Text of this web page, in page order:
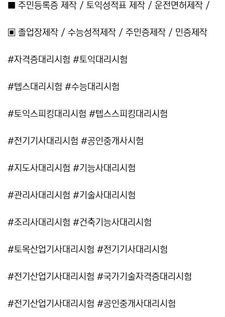
■ 주민등록증 제작 / 토익성적표 제작 / 운전면허제작 /
▣ 졸업장제작 / 수능성적제작 / 주민증제작 / 민증제작
#자격증대리시험 #토익대리시험
#텝스대리시험 #수능대리시험
#토익스피킹대리시험 #텝스스피킹대리시험
#전기기사대리시험 #공인중개사시험
#지도사대리시험 #기능사대리시험
#관리사대리시험 #기술사대리시험
#조리사대리시험 #건축기능사대리시험
#토목산업기사대리시험 #전기기사대리시험
#전기산업기사대리시험 #국가기술자격증대리시험
#전기산업기사대리시험 #공인중개사대리시험